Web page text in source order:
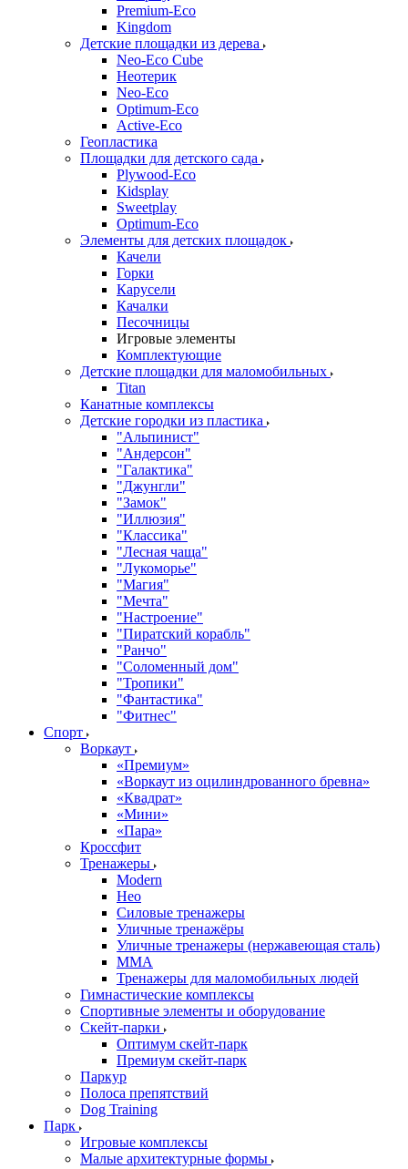
Premium-Eco
Kingdom
Детские площадки из дерева
Neo-Eco Cube
Неотерик
Neo-Eco
Оptimum-Еco
Active-Eco
Геопластика
Площадки для детского сада
Plywood-Eco
Kidsplay
Sweetplay
Оptimum-Еco
Элементы для детских площадок
Качели
Горки
Карусели
Качалки
Песочницы
Игровые элементы
Комплектующие
Детские площадки для маломобильных
Titan
Канатные комплексы
Детские городки из пластика
"Альпинист"
"Андерсон"
"Галактика"
"Джунгли"
"Замок"
"Иллюзия"
"Классика"
"Лесная чаща"
"Лукоморье"
"Магия"
"Мечта"
"Настроение"
"Пиратский корабль"
"Ранчо"
"Соломенный дом"
"Тропики"
"Фантастика"
"Фитнес"
Спорт
Воркаут
«Премиум»
«Воркаут из оцилиндрованного бревна»
«Квадрат»
«Мини»
«Пара»
Кроссфит
Тренажеры
Modern
Нео
Силовые тренажеры
Уличные тренажёры
Уличные тренажеры (нержавеющая сталь)
ММА
Тренажеры для маломобильных людей
Гимнастические комплексы
Спортивные элементы и оборудование
Скейт-парки
Оптимум скейт-парк
Премиум скейт-парк
Паркур
Полоса препятствий
Dog Training
Парк
Игровые комплексы
Малые архитектурные формы